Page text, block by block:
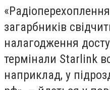
загарбників
налагодження
термінали Starlink
наприклад, у